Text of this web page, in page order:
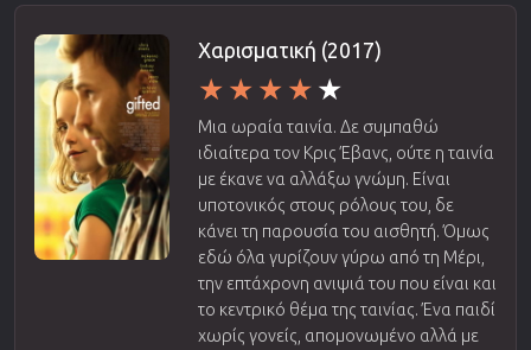
Χαρισματική (2017)
Μια ωραία ταινία. Δε συμπαθώ
ιδιαίτερα τον Κρις Έβανς, ούτε η ταινία
με έκανε να αλλάξω γνώμη. Είναι
υποτονικός στους ρόλους του, δε
κάνει τη παρουσία του αισθητή. Όμως
εδώ όλα γυρίζουν γύρω από τη Μέρι,
την επτάχρονη ανιψιά του που είναι και
το κεντρικό θέμα της ταινίας. Ένα παιδί
χωρίς γονείς, απομονωμένο αλλά με